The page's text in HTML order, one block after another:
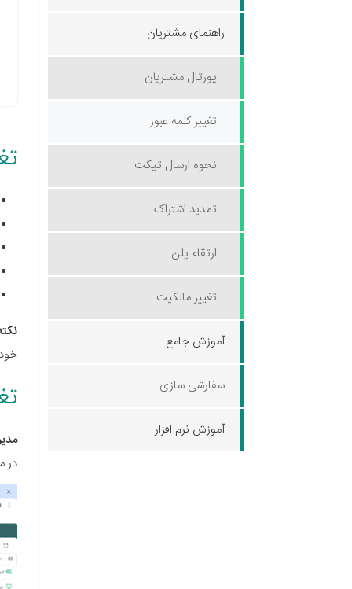
راهنمای مشتریان
پورتال مشتریان
تغییر کلمه عبور
نحوه ارسال تیکت
تمدید اشتراک
ارتقاء پلن
تغییر مالکیت
آموزش جامع
سفارشی سازی
آموزش نرم افزار
در